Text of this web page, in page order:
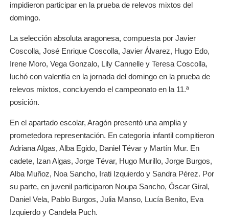
impidieron participar en la prueba de relevos mixtos del
domingo.
La selección absoluta aragonesa, compuesta por Javier
Coscolla, José Enrique Coscolla, Javier Álvarez, Hugo Edo,
Irene Moro, Vega Gonzalo, Lily Cannelle y Teresa Coscolla,
luchó con valentía en la jornada del domingo en la prueba de
relevos mixtos, concluyendo el campeonato en la 11.ª
posición.
En el apartado escolar, Aragón presentó una amplia y
prometedora representación. En categoría infantil compitieron
Adriana Algas, Alba Egido, Daniel Tévar y Martín Mur. En
cadete, Izan Algas, Jorge Tévar, Hugo Murillo, Jorge Burgos,
Alba Muñoz, Noa Sancho, Irati Izquierdo y Sandra Pérez. Por
su parte, en juvenil participaron Noupa Sancho, Óscar Giral,
Daniel Vela, Pablo Burgos, Julia Manso, Lucía Benito, Eva
Izquierdo y Candela Puch.